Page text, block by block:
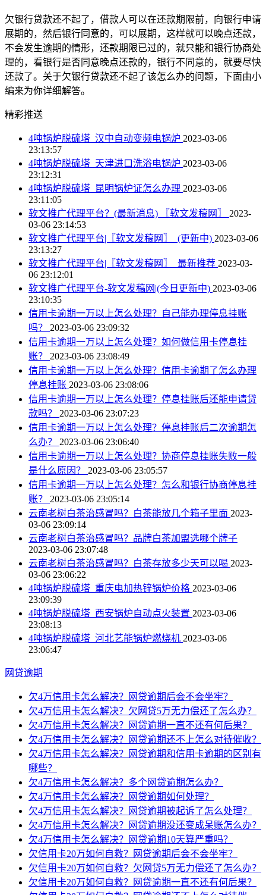
欠银行贷款还不起了，借款人可以在还款期限前，向银行申请
展期的，然后银行同意的，可以展期，这样就可以晚点还款，
不会发生逾期的情形，还款期限已过的，就只能和银行协商处
理的，看银行是否同意晚点还款的，银行不同意的，就要尽快
还款了。关于欠银行贷款还不起了该怎么办的问题，下面由小
编来为你详细解答。
精彩推送
4吨锅炉脱硫塔_汉中自动变频电锅炉 2023-03-06
23:13:57
4吨锅炉脱硫塔_天津进口洗浴电锅炉 2023-03-06
23:12:31
4吨锅炉脱硫塔_昆明锅炉证怎么办理 2023-03-06
23:11:05
软文推广代理平台？(最新消息) 〖软文发稿网〗 2023-
03-06 23:14:53
软文推广代理平台|〖软文发稿网〗_(更新中) 2023-03-06
23:13:27
软文推广代理平台|〖软文发稿网〗_最新推荐 2023-03-
06 23:12:01
软文推广代理平台-软文发稿网|(今日更新中) 2023-03-06
23:10:35
信用卡逾期一万以上怎么处理？自己能办理停息挂账
吗？ 2023-03-06 23:09:32
信用卡逾期一万以上怎么处理？如何做信用卡停息挂
账？ 2023-03-06 23:08:49
信用卡逾期一万以上怎么处理？信用卡逾期了怎么办理
停息挂账 2023-03-06 23:08:06
信用卡逾期一万以上怎么处理？停息挂账后还能申请贷
款吗？ 2023-03-06 23:07:23
信用卡逾期一万以上怎么处理？停息挂账后二次逾期怎
么办？ 2023-03-06 23:06:40
信用卡逾期一万以上怎么处理？协商停息挂账失败一般
是什么原因？ 2023-03-06 23:05:57
信用卡逾期一万以上怎么处理？怎么和银行协商停息挂
账？ 2023-03-06 23:05:14
云南老树白茶治感冒吗？白茶能放几个箱子里面 2023-
03-06 23:09:14
云南老树白茶治感冒吗？品牌白茶加盟选哪个牌子
2023-03-06 23:07:48
云南老树白茶治感冒吗？白茶存放多少天可以喝 2023-
03-06 23:06:22
4吨锅炉脱硫塔_重庆电加热锌锅炉价格 2023-03-06
23:09:39
4吨锅炉脱硫塔_西安锅炉自动点火装置 2023-03-06
23:08:13
4吨锅炉脱硫塔_河北艺能锅炉燃烧机 2023-03-06
23:06:47
网贷逾期
欠4万信用卡怎么解决？网贷逾期后会不会坐牢？
欠4万信用卡怎么解决？欠网贷5万无力偿还了怎么办？
欠4万信用卡怎么解决？网贷逾期一直不还有何后果？
欠4万信用卡怎么解决？网贷逾期还不上怎么对待催收？
欠4万信用卡怎么解决？网贷逾期和信用卡逾期的区别有
哪些？
欠4万信用卡怎么解决？多个网贷逾期怎么办？
欠4万信用卡怎么解决？网贷逾期如何处理？
欠4万信用卡怎么解决？网贷逾期被起诉了怎么处理？
欠4万信用卡怎么解决？网贷逾期没还变成呆账怎么办？
欠4万信用卡怎么解决？网贷逾期10天算严重吗？
欠信用卡20万如何自救？网贷逾期后会不会坐牢？
欠信用卡20万如何自救？欠网贷5万无力偿还了怎么办？
欠信用卡20万如何自救？网贷逾期一直不还有何后果？